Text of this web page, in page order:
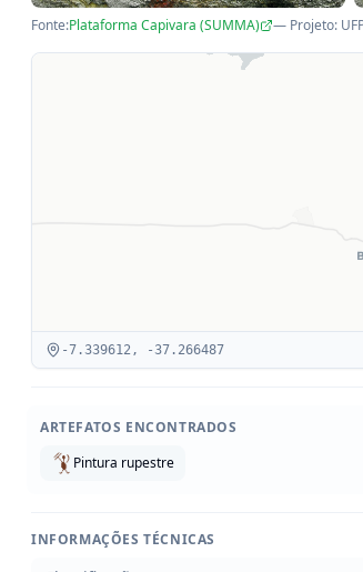
Fonte:Plataforma Capivara (SUMMA) — Projeto:
-7.339612, -37.266487
ARTEFATOS ENCONTRADOS
Pintura rupestre
INFORMAÇÕES TÉCNICAS